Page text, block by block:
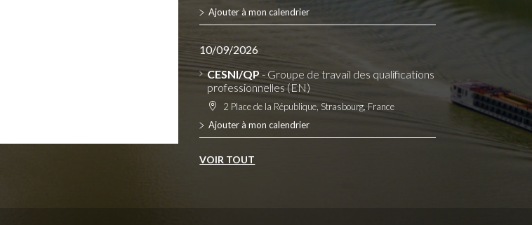
Ajouter à mon calendrier
10/09/2026
CESNI/QP- Groupe de travail des qualifications
professionnelles (EN)
2 Place de la République, Strasbourg, France
Ajouter à mon calendrier
VOIR TOUT